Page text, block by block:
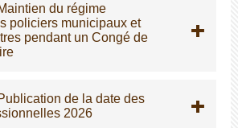
du régime
policiers municipaux et
pendant un Congé de
de la date des
2026